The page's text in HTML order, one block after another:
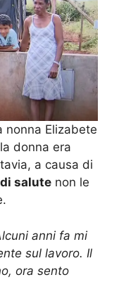
nonna Elizabete
donna era
a causa di
salute non le
anni fa mi
sul lavoro. Il
ora sento